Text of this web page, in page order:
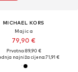
MICHAEL KORS
Majica
79,90 €
Prvotno: 89,90 €
najniža cijena:71,91 €